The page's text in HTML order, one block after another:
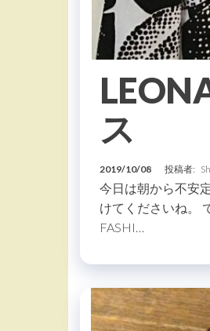
ス
2019/10/08 投稿者:
今日は朝から不安
けてくださいね。
FASHI…